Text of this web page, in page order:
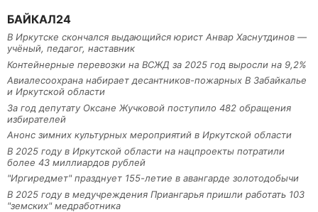
БАЙКАЛ24
В Иркутске скончался выдающийся юрист Анвар Хаснутдинов —
учёный, педагог, наставник
Контейнерные перевозки на ВСЖД за 2025 год выросли на 9,2%
Авиалесоохрана набирает десантников-пожарных В Забайкалье
и Иркутской области
За год депутату Оксане Жучковой поступило 482 обращения
избирателей
Анонс зимних культурных мероприятий в Иркутской области
В 2025 году в Иркутской области на нацпроекты потратили
более 43 миллиардов рублей
"Иргиредмет" празднует 155-летие в авангарде золотодобычи
В 2025 году в медучреждения Приангарья пришли работать 103
"земских" медработника